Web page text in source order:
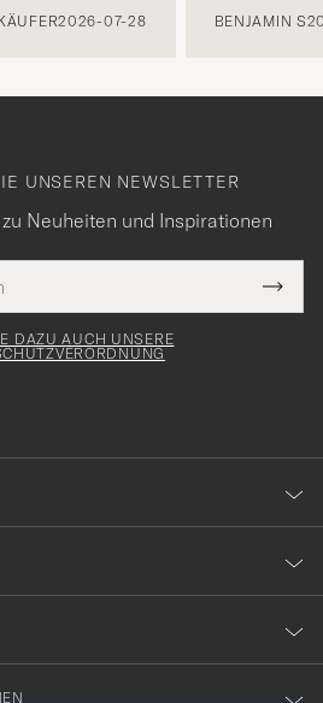
2026-07-28 BENJAMIN S
UNSEREN NEWSLETTER
Neuheiten und Inspirationen
DAZU AUCH UNSERE